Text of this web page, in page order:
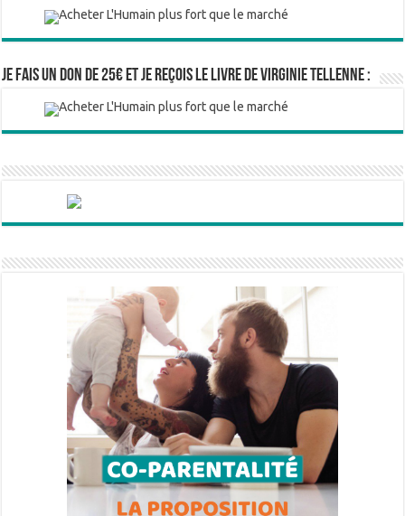
Je fais un don de 25€ et je reçois le livre de Virginie Tellenne :